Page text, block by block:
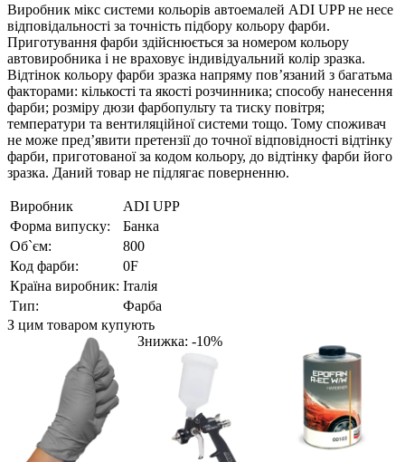
Виробник мікс системи кольорів автоемалей ADI UPP не несе
відповідальності за точність підбору кольору фарби.
Приготування фарби здійснюється за номером кольору
автовиробника і не враховує індивідуальний колір зразка.
Відтінок кольору фарби зразка напряму пов’язаний з багатьма
факторами: кількості та якості розчинника; способу нанесення
фарби; розміру дюзи фарбопульту та тиску повітря;
температури та вентиляційної системи тощо. Тому споживач
не може пред’явити претензії до точної відповідності відтінку
фарби, приготованої за кодом кольору, до відтінку фарби його
зразка. Даний товар не підлягає поверненню.
Виробник
ADI UPP
Форма випуску:
Банка
Об`єм:
800
Код фарби:
0F
Країна виробник: Італія
Тип:
Фарба
З цим товаром купують
Знижка: -10%